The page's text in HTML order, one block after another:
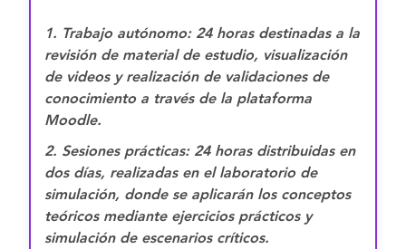
1. Trabajo autónomo: 24 horas destinadas a la
revisión de material de estudio, visualización
de videos y realización de validaciones de
conocimiento a través de la plataforma
Moodle.
2. Sesiones prácticas: 24 horas distribuidas en
dos días, realizadas en el laboratorio de
simulación, donde se aplicarán los conceptos
teóricos mediante ejercicios prácticos y
simulación de escenarios críticos.